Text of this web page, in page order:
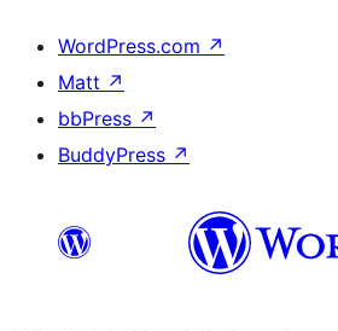
WordPress.com ↗
Matt ↗
bbPress ↗
BuddyPress ↗